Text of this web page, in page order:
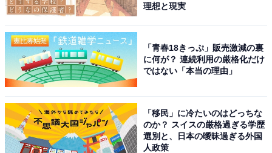
理想と現実
「青春18きっぷ」販売激減の裏
に何が？ 連続利用の厳格化だけ
ではない「本当の理由」
「移民」に冷たいのはどっちな
のか？ スイスの厳格過ぎる学歴
選別と、日本の曖昧過ぎる外国
人政策